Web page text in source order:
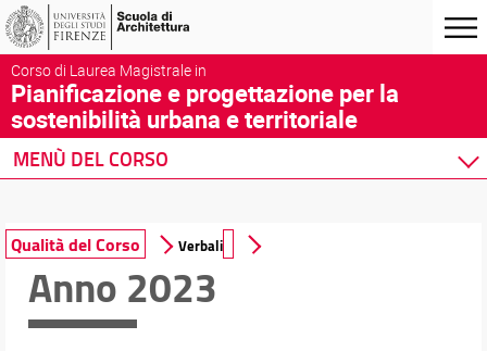
Corso di Laurea Magistrale in
Pianificazione e progettazione per la
sostenibilità urbana e territoriale
MENÙ DEL CORSO
Corso di studio
Presentazione del corso
Sedi e strutture
Norme e regolamenti
Qualità del Corso Verbali
Anno 2023